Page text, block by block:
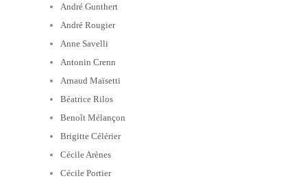
André Gunthert
André Rougier
Anne Savelli
Antonin Crenn
Arnaud Maïsetti
Béatrice Rilos
Benoît Mélançon
Brigitte Célérier
Cécile Arènes
Cécile Portier